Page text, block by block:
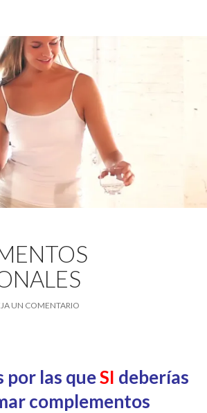
UN COMENTARIO
por las queSI deberías
complementos